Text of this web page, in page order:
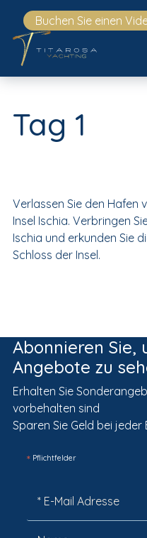
Buchen Sie einen
Tag 1
Verlassen Sie den Hafen
Insel Ischia. Verbringen
Ischia und erkunden Sie
Schloss der Insel.
Abonnieren Sie,
Angebote zu
Erhalten Sie
vorbehalten sind
Sparen Sie Geld bei jeder
*Pflichtfelder